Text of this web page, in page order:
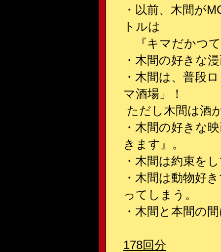
・以前、木間が
トルは
『キマだかつ
・木間の好きな
・木間は、普段
マ酒場」！
ただし木間は酒
・木間の好きな
きます』。
・木間は約束を
・木間は動物好
ってしまう。
・木間と本間の
178回分